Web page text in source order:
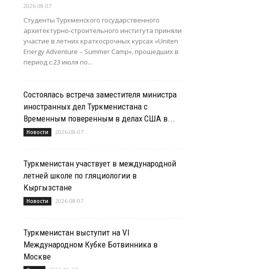
2026-08-07
Студенты Туркменского государственного
архитектурно-строительного института приняли
участие в летних краткосрочных курсах «Uniten
Energy Adventure – Summer Camp», прошедших в
период с 23 июля по...
Состоялась встреча заместителя министра
иностранных дел Туркменистана с
Временным поверенным в делах США в...
Новости 2026-08-07
Туркменистан участвует в международной
летней школе по гляциологии в
Кыргызстане
Новости 2026-08-07
Туркменистан выступит на VI
Международном Кубке Ботвинника в
Москве